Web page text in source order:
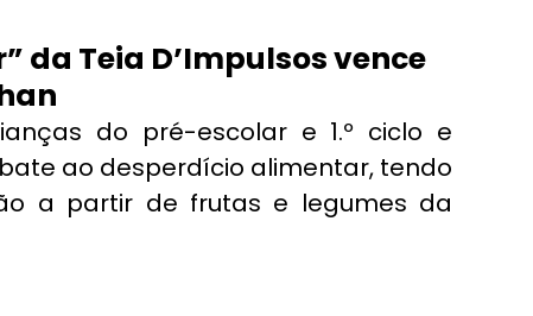
da Teia D’Impulsos vence
do pré-escolar e 1.º ciclo e
ao desperdício alimentar, tendo
a partir de frutas e legumes da